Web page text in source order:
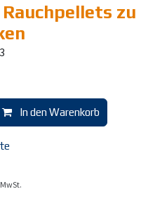
zu
In den Warenkorb